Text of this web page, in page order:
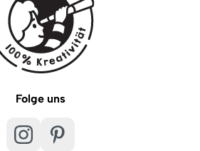
Folge uns